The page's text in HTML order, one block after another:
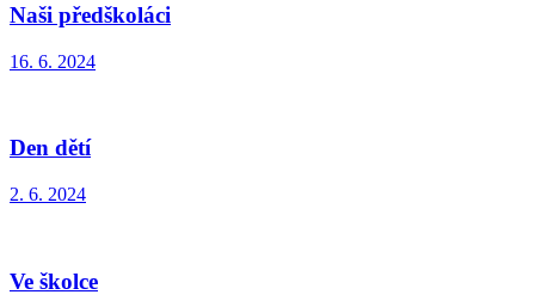
Naši předškoláci
16. 6. 2024
Den dětí
2. 6. 2024
Ve školce